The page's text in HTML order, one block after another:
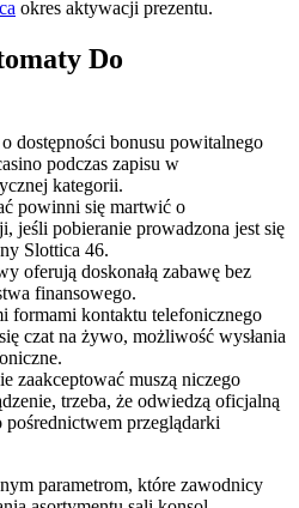
okres aktywacji prezentu.
Do
dostępności bonusu powitalnego
podczas zapisu w
kategorii.
powinni się martwić o
jeśli pobieranie prowadzona jest się
Slottica 46.
oferują doskonałą zabawę bez
finansowego.
formami kontaktu telefonicznego
czat na żywo, możliwość wysłania
zaakceptować muszą niczego
trzeba, że odwiedzą oficjalną
przeglądarki
parametrom, które zawodnicy